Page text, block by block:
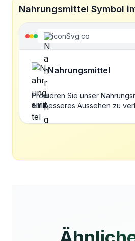
Nahrungsmittel Symbol
iconSvg.co
Nahrungsmittel
Probieren Sie unser
ein besseres Aussehen zu